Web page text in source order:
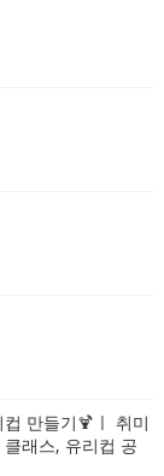
만들기🍹ㅣ 취미
래스, 유리컵 공